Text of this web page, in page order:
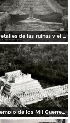
Detalles de las ruinas y el castillo
Templo de los Mil Guerreros